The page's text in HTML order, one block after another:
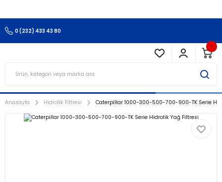
0 (232) 433 43 80
Anasayfa Hidrolik Filtresi Caterpillar 1000-300-500-700-900-TK Serie